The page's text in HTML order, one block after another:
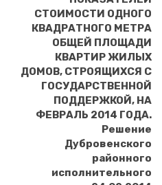
СТОИМОСТИ ОДНОГО
КВАДРАТНОГО МЕТРА
ОБЩЕЙ ПЛОЩАДИ
КВАРТИР ЖИЛЫХ
ДОМОВ, СТРОЯЩИХСЯ С
ГОСУДАРСТВЕННОЙ
ПОДДЕРЖКОЙ, НА
ФЕВРАЛЬ 2014 ГОДА.
Решение
Дубровенского
районного
исполнительного